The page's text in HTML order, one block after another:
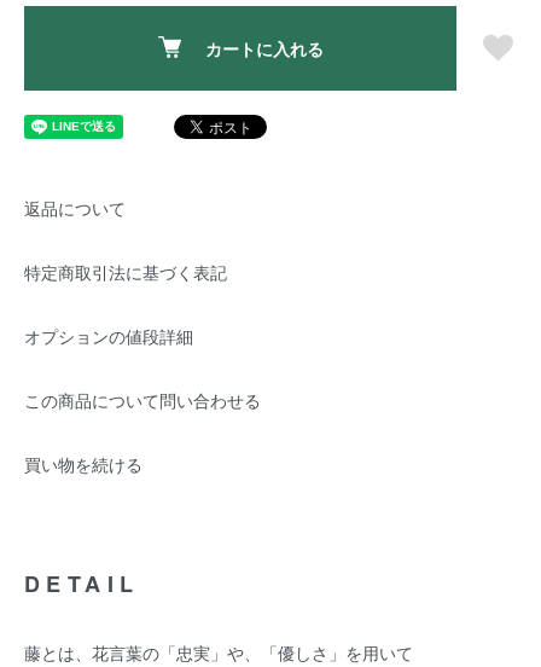
カートに入れる
返品について
特定商取引法に基づく表記
オプションの値段詳細
この商品について問い合わせる
買い物を続ける
DETAIL
藤とは、花言葉の「忠実」や、「優しさ」を用いて